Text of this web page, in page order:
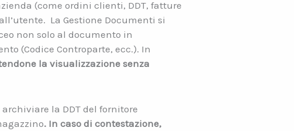
(come ordini clienti, DDT, fatture
La Gestione Documenti si
non solo al documento in
(Codice Controparte, ecc.). In
la visualizzazione senza
la DDT del fornitore
. In caso di contestazione,